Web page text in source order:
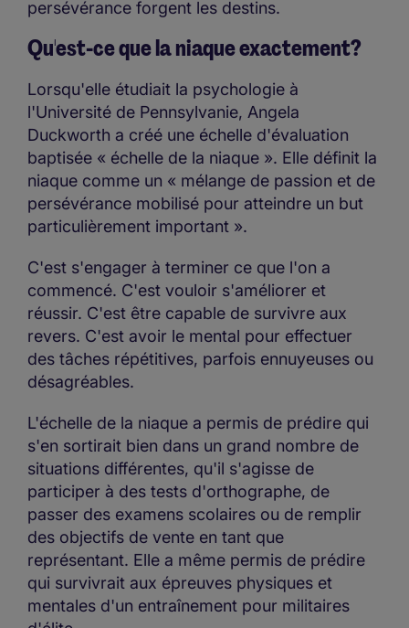
persévérance forgent les destins.
Qu'est-ce que la niaque exactement?
Lorsqu'elle étudiait la psychologie à
l'Université de Pennsylvanie, Angela
Duckworth a créé une échelle d'évaluation
baptisée « échelle de la niaque ». Elle définit la
niaque comme un « mélange de passion et de
persévérance mobilisé pour atteindre un but
particulièrement important ».
C'est s'engager à terminer ce que l'on a
commencé. C'est vouloir s'améliorer et
réussir. C'est être capable de survivre aux
revers. C'est avoir le mental pour effectuer
des tâches répétitives, parfois ennuyeuses ou
désagréables.
L'échelle de la niaque a permis de prédire qui
s'en sortirait bien dans un grand nombre de
situations différentes, qu'il s'agisse de
participer à des tests d'orthographe, de
passer des examens scolaires ou de remplir
des objectifs de vente en tant que
représentant. Elle a même permis de prédire
qui survivrait aux épreuves physiques et
mentales d'un entraînement pour militaires